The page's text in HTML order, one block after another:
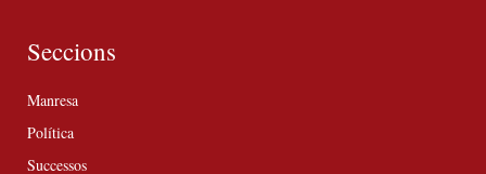
Seccions
Manresa
Política
Successos